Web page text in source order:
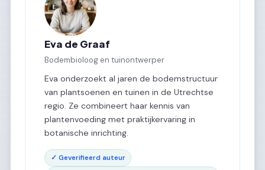
Eva de Graaf
Bodembioloog en tuinontwerper
Eva onderzoekt al jaren de bodemstructuur
van plantsoenen en tuinen in de Utrechtse
regio. Ze combineert haar kennis van
plantenvoeding met praktijkervaring in
botanische inrichting.
✓ Geverifieerd auteur